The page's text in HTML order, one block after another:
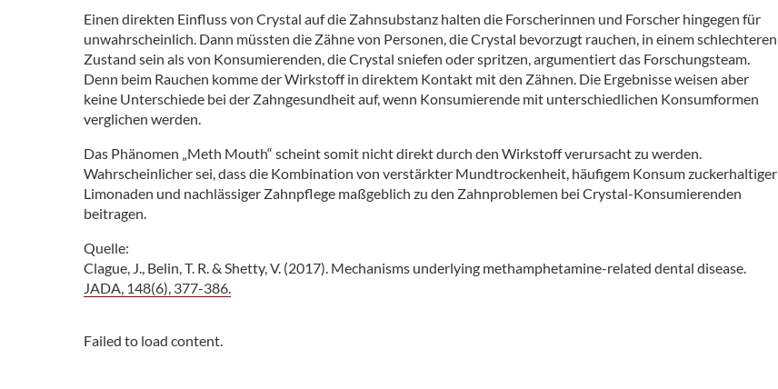
Einen direkten Einfluss von Crystal auf die Zahnsubstanz halten die Forscherinnen und Forscher hingegen für
unwahrscheinlich. Dann müssten die Zähne von Personen, die Crystal bevorzugt rauchen, in einem schlechteren
Zustand sein als von Konsumierenden, die Crystal sniefen oder spritzen, argumentiert das Forschungsteam.
Denn beim Rauchen komme der Wirkstoff in direktem Kontakt mit den Zähnen. Die Ergebnisse weisen aber
keine Unterschiede bei der Zahngesundheit auf, wenn Konsumierende mit unterschiedlichen Konsumformen
verglichen werden.
Das Phänomen „Meth Mouth“ scheint somit nicht direkt durch den Wirkstoff verursacht zu werden.
Wahrscheinlicher sei, dass die Kombination von verstärkter Mundtrockenheit, häufigem Konsum zuckerhaltiger
Limonaden und nachlässiger Zahnpflege maßgeblich zu den Zahnproblemen bei Crystal-Konsumierenden
beitragen.
Quelle:
Clague, J., Belin, T. R. & Shetty, V. (2017). Mechanisms underlying methamphetamine-related dental disease.
JADA, 148(6), 377-386.
Failed to load content.